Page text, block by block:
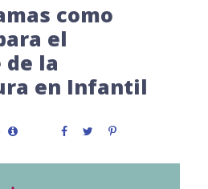
como
el
la
en Infantil